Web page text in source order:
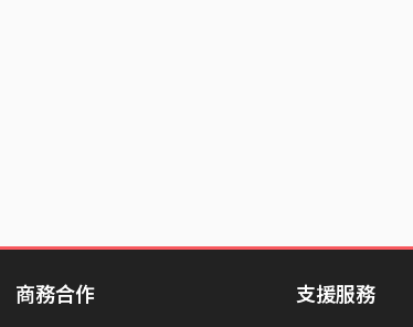
商務合作 支援服務